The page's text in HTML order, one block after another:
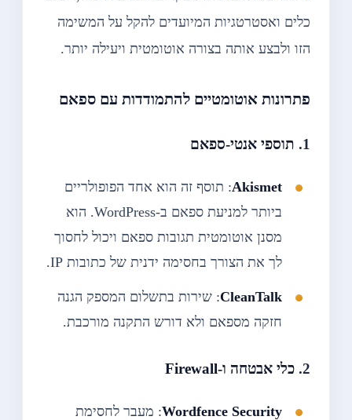
כלים ואסטרטגיות המיועדים להקל על המשימה
הזו ולבצע אותה בצורה אוטומטית ויעילה יותר.
פתרונות אוטומטיים להתמודדות עם ספאם
1. תוספי אנטי-ספאם
Akismet: תוסף זה הוא אחד הפופולריים
ביותר למניעת ספאם ב-WordPress. הוא
מסנן אוטומטית תגובות ספאם ויכול לחסוך
לך את הצורך בחסימה ידנית של כתובות IP.
CleanTalk: שירות בתשלום המספק הגנה
חזקה מספאם ולא דורש התקנה מורכבת.
2. כלי אבטחה ו-Firewall
Wordfence Security: מעבר לחסימת